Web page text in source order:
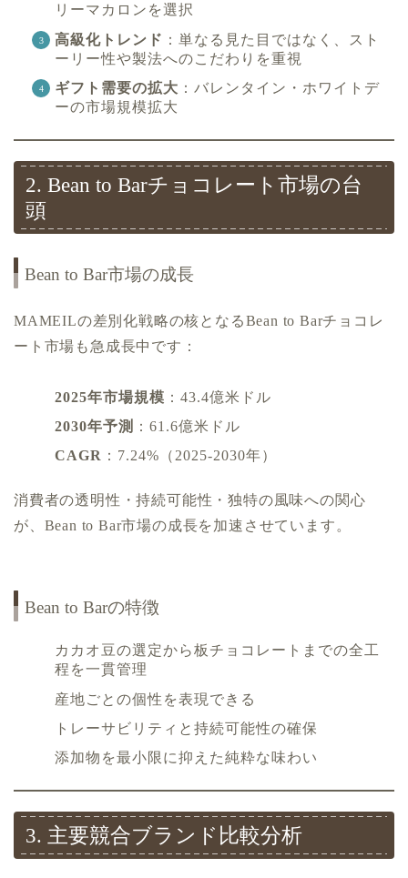
リーマカロンを選択
高級化トレンド ：単なる見た目ではなく、スト
ーリー性や製法へのこだわりを重視
ギフト需要の拡大 ：バレンタイン・ホワイトデ
ーの市場規模拡大
2. Bean to Barチョコレート市場の台
頭
Bean to Bar市場の成長
MAMEILの差別化戦略の核となるBean to Barチョコレ
ート市場も急成長中です：
2025年市場規模 ：43.4億米ドル
2030年予測
：61.6億米ドル
CAGR ：7.24%（2025-2030年）
消費者の透明性・持続可能性・独特の風味への関心
が、Bean to Bar市場の成長を加速させています。
Bean to Barの特徴
カカオ豆の選定から板チョコレートまでの全工
程を一貫管理
産地ごとの個性を表現できる
トレーサビリティと持続可能性の確保
添加物を最小限に抑えた純粋な味わい
3. 主要競合ブランド比較分析